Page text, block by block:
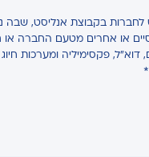
לחברות בקבוצת אנליסט,
או אחרים מטעם החברה
דוא"ל, פקסימיליה ומערכות